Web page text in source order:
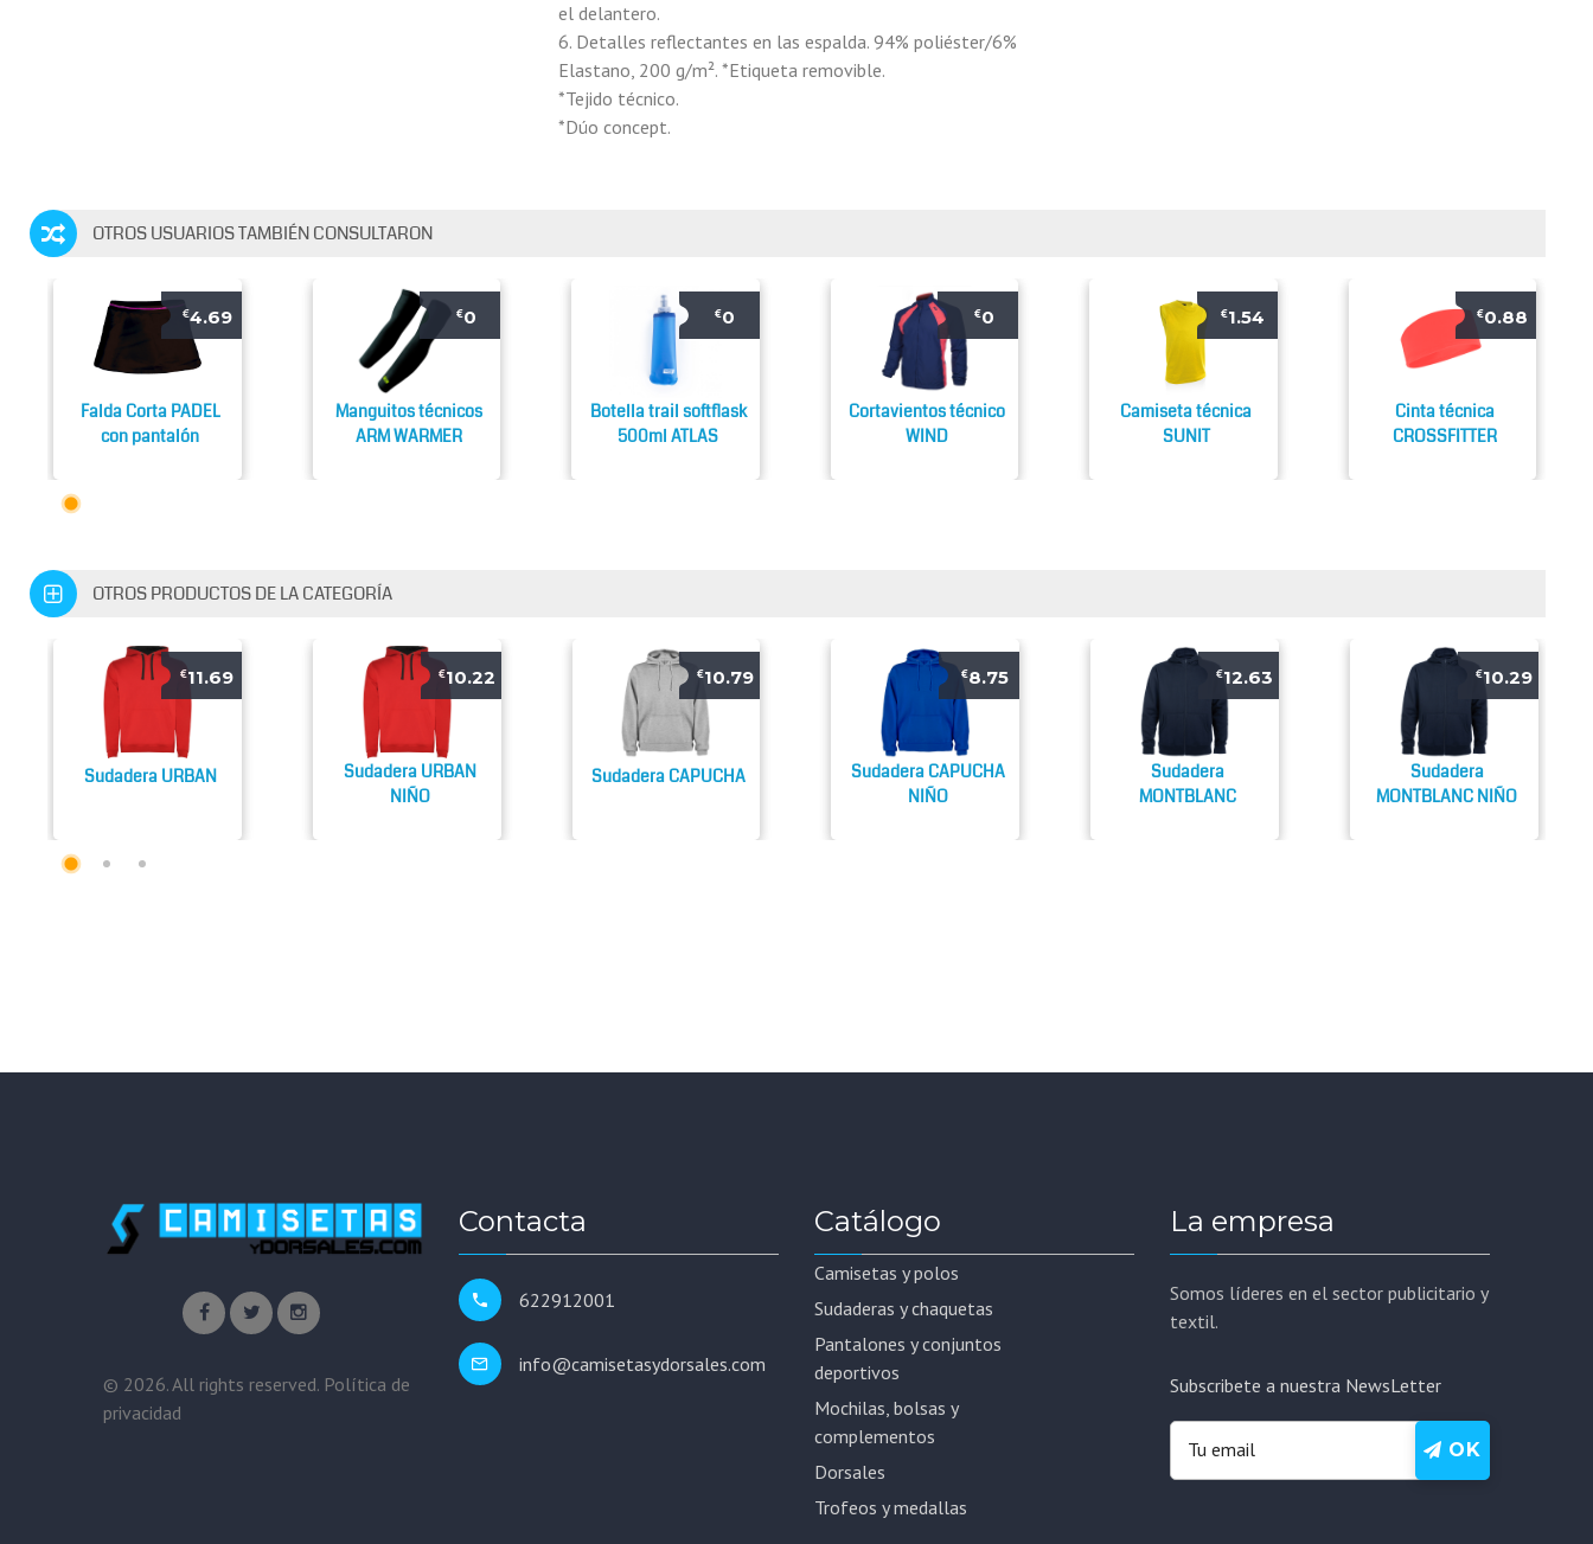
el delantero.
6. Detalles reflectantes en las espalda. 94% poliéster/6%
Elastano, 200 g/m². *Etiqueta removible.
*Tejido técnico.
*Dúo concept.
OTROS USUARIOS TAMBIÉN CONSULTARON
€4.69
Falda Corta PADEL
con pantalón
€0
Manguitos técnicos
ARM WARMER
€0
Botella trail softflask
500ml ATLAS
€0
Cortavientos técnico
WIND
€1.54
Camiseta técnica
SUNIT
€0.88
Cinta técnica
CROSSFITTER
OTROS PRODUCTOS DE LA CATEGORÍA
€11.69
Sudadera URBAN
€10.22
Sudadera URBAN
NIÑO
€10.79
Sudadera CAPUCHA
€8.75
Sudadera CAPUCHA
NIÑO
€12.63
Sudadera
MONTBLANC
€10.29
Sudadera
MONTBLANC NIÑO
Contacta
622912001
info@camisetasydorsales.com
Catálogo
Camisetas y polos
Sudaderas y chaquetas
Pantalones y conjuntos
deportivos
Mochilas, bolsas y
complementos
Dorsales
Trofeos y medallas
La empresa
Somos líderes en el sector publicitario y
textil.
Subscribete a nuestra NewsLetter
OK
© 2026. All rights reserved. Política de
privacidad